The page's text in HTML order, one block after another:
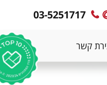
MyPlace
עימנו
קשר
03-5251717
קשר